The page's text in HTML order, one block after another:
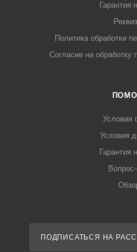
Гарантия
Политика обработки
Согласие на обработку
Условия
Условия
Гарантия
ПОДПИСАТЬСЯ НА